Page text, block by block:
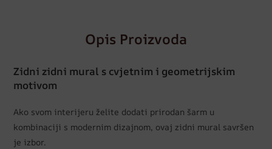
Opis Proizvoda
Zidni zidni mural s cvjetnim i geometrijskim
motivom
Ako svom interijeru želite dodati prirodan šarm u
kombinaciji s modernim dizajnom, ovaj zidni mural savršen
je izbor.